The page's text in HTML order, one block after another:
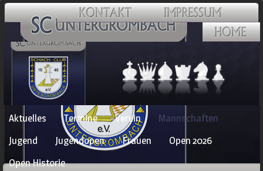
Navigation
überspringen
Aktuelles Termine Verein
Mannschaften
Jugend
Jugendopen Frauen
Open 2026
Open Historie